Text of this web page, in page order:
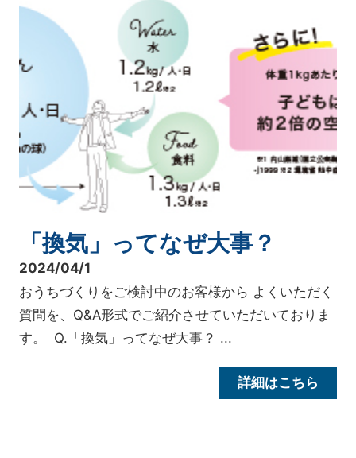
「換気」ってなぜ大事？
2024/04/1
おうちづくりをご検討中のお客様から よくいただく
質問を、Q&A形式でご紹介させていただいておりま
す。 Q.「換気」ってなぜ大事？ ...
詳細はこちら